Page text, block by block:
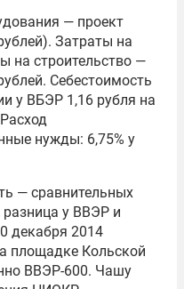
— проект
Затраты на
на строительство —
Себестоимость
у ВБЭР 1,16 рубля на
нужды: 6,75% у
— сравнительных
разница у ВВЭР и
декабря 2014
площадке Кольской
ВВЭР-600. Чашу